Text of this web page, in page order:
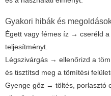
Gyakori hibák és
Égett vagy fémes íz → cseréld
teljesítményt.
Légszivárgás → ellenőrizd a
és tisztítsd meg a tömítési
Gyenge gőz → töltés, porlasztó